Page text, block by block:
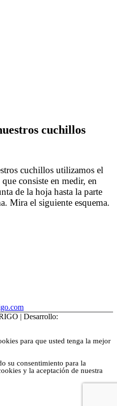
cuchillos
cuchillos utilizamos el
consiste en medir, en
de la hoja hasta la parte
Mira el siguiente esquema.
| Desarrollo:
para que usted tenga la mejor
su consentimiento para la
y la aceptación de nuestra